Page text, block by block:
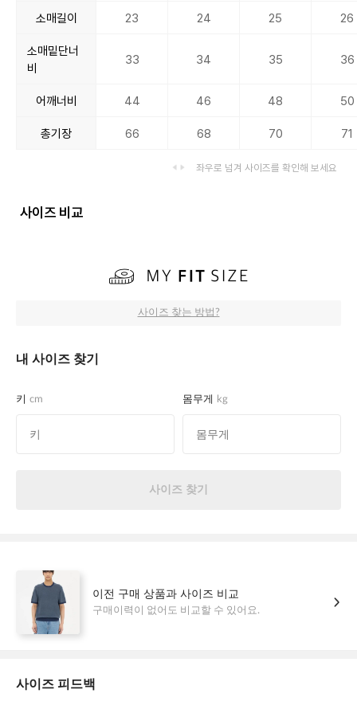
소매길이 23 24 25 26
소매밑단너
비
33 34 35 36
어깨너비 44 46 48 50
총기장 66 68 70 71
좌우로 넘겨 사이즈를 확인해 보세요
사이즈 비교